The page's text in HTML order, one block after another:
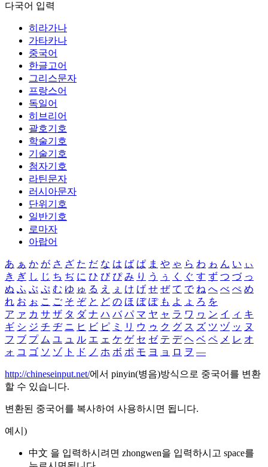
다국어 입력
히라가나
가타카나
중국어
한글고어
그리스문자
프랑스어
독일어
히브리어
괄호기호
학술기호
기술기호
첨자기호
라틴문자
러시아문자
단위기호
일반기호
로마자
아랍어
あ ぁ か が さ ざ た だ な は ば ぱ ま や ゃ ら わ ゎ ん い ぃ
き ぎ し じ ち ぢ に ひ び ぴ み り う ぅ く ぐ す ず つ づ っ
ぬ ふ ぶ ぷ む ゆ ゅ る え ぇ け げ せ ぜ て で ね へ べ ぺ め
れ お ぉ こ ご そ ぞ と ど の ほ ぼ ぽ も よ ょ ろ を
ア ァ カ サ ザ タ ダ ナ ハ バ パ マ ヤ ャ ラ ワ ヮ ン イ ィ キ
ギ シ ジ チ ヂ ニ ヒ ビ ピ ミ リ ウ ゥ ク グ ス ズ ツ ヅ ッ ヌ
フ ブ プ ム ユ ュ ル エ ェ ケ ゲ セ ゼ テ デ ヘ ベ ペ メ レ オ
ォ コ ゴ ソ ゾ ト ド ノ ホ ボ ポ モ ヨ ョ ロ ヲ ―
http://chineseinput.net/에서 pinyin(병음)방식으로 중국어를 변환
할 수 있습니다.
변환된 중국어를 복사하여 사용하시면 됩니다.
예시)
中文 을 입력하시려면 zhongwen을 입력하시고 space를